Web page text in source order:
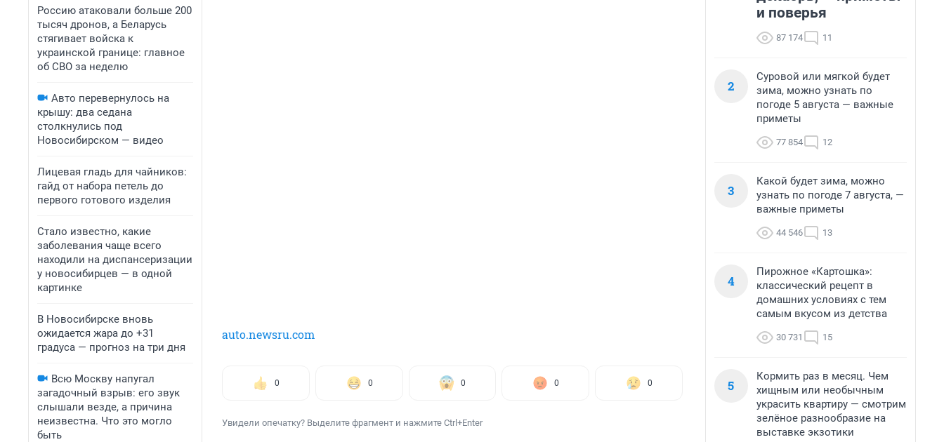
Россию атаковали больше 200
тысяч дронов, а Беларусь
стягивает войска к
украинской границе: главное
об СВО за неделю
Авто перевернулось на
крышу: два седана
столкнулись под
Новосибирском — видео
Лицевая гладь для чайников:
гайд от набора петель до
первого готового изделия
Стало известно, какие
заболевания чаще всего
находили на диспансеризации
у новосибирцев — в одной
картинке
В Новосибирске вновь
ожидается жара до +31
градуса — прогноз на три дня
Всю Москву напугал
загадочный взрыв: его звук
слышали везде, а причина
неизвестна. Что это могло
быть
auto.newsru.com
0 0 0 0 0
Увидели опечатку? Выделите фрагмент и нажмите Ctrl+Enter
и поверья
87 174 11
2
Суровой или мягкой будет
зима, можно узнать по
погоде 5 августа — важные
приметы
77 854 12
3
Какой будет зима, можно
узнать по погоде 7 августа, —
важные приметы
44 546 13
4
Пирожное «Картошка»:
классический рецепт в
домашних условиях с тем
самым вкусом из детства
30 731 15
5
Кормить раз в месяц. Чем
хищным или необычным
украсить квартиру — смотрим
зелёное разнообразие на
выставке экзотики